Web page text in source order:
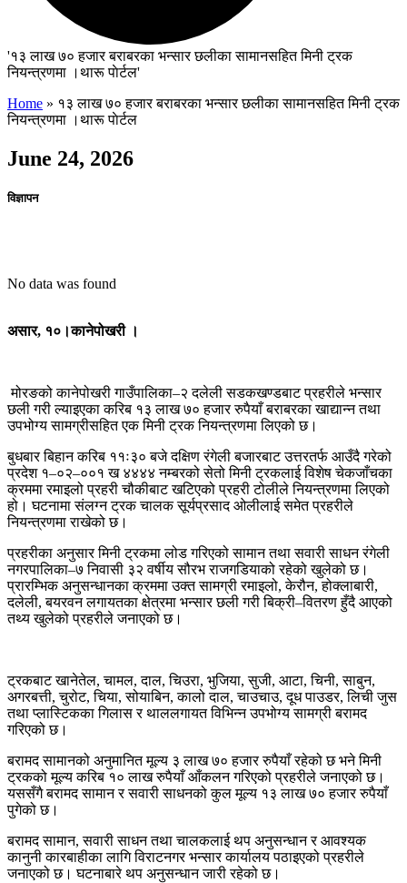
'१३ लाख ७० हजार बराबरका भन्सार छलीका सामानसहित मिनी ट्रक
नियन्त्रणमा ।थारू पाेर्टल'
Home » १३ लाख ७० हजार बराबरका भन्सार छलीका सामानसहित मिनी ट्रक
नियन्त्रणमा ।थारू पाेर्टल
June 24, 2026
विज्ञापन
No data was found
असार, १०।कानेपोखरी ।
मोरङको कानेपोखरी गाउँपालिका–२ दलेली सडकखण्डबाट प्रहरीले भन्सार
छली गरी ल्याइएका करिब १३ लाख ७० हजार रुपैयाँ बराबरका खाद्यान्न तथा
उपभोग्य सामग्रीसहित एक मिनी ट्रक नियन्त्रणमा लिएको छ।
बुधबार बिहान करिब ११ः३० बजे दक्षिण रंगेली बजारबाट उत्तरतर्फ आउँदै गरेको
प्रदेश १–०२–००१ ख ४४४४ नम्बरको सेतो मिनी ट्रकलाई विशेष चेकजाँचका
क्रममा रमाइलो प्रहरी चौकीबाट खटिएको प्रहरी टोलीले नियन्त्रणमा लिएको
हो। घटनामा संलग्न ट्रक चालक सूर्यप्रसाद ओलीलाई समेत प्रहरीले
नियन्त्रणमा राखेको छ।
प्रहरीका अनुसार मिनी ट्रकमा लोड गरिएको सामान तथा सवारी साधन रंगेली
नगरपालिका–७ निवासी ३२ वर्षीय सौरभ राजगडियाको रहेको खुलेको छ।
प्रारम्भिक अनुसन्धानका क्रममा उक्त सामग्री रमाइलो, केरौन, होक्लाबारी,
दलेली, बयरवन लगायतका क्षेत्रमा भन्सार छली गरी बिक्री–वितरण हुँदै आएको
तथ्य खुलेको प्रहरीले जनाएको छ।
ट्रकबाट खानेतेल, चामल, दाल, चिउरा, भुजिया, सुजी, आटा, चिनी, साबुन,
अगरबत्ती, चुरोट, चिया, सोयाबिन, कालो दाल, चाउचाउ, दूध पाउडर, लिची जुस
तथा प्लास्टिकका गिलास र थाललगायत विभिन्न उपभोग्य सामग्री बरामद
गरिएको छ।
बरामद सामानको अनुमानित मूल्य ३ लाख ७० हजार रुपैयाँ रहेको छ भने मिनी
ट्रकको मूल्य करिब १० लाख रुपैयाँ आँकलन गरिएको प्रहरीले जनाएको छ।
यससँगै बरामद सामान र सवारी साधनको कुल मूल्य १३ लाख ७० हजार रुपैयाँ
पुगेको छ।
बरामद सामान, सवारी साधन तथा चालकलाई थप अनुसन्धान र आवश्यक
कानुनी कारबाहीका लागि विराटनगर भन्सार कार्यालय पठाइएको प्रहरीले
जनाएको छ। घटनाबारे थप अनुसन्धान जारी रहेको छ।